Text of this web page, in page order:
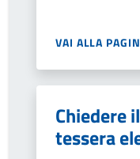
VAI ALLA
Chiedere
tessera